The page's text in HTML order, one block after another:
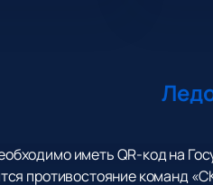
иметь QR-код на
противостояние команд